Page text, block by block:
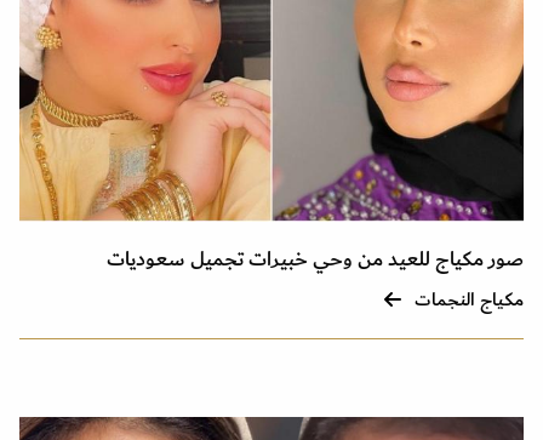
صور مكياج للعيد من وحي خبيرات تجميل سعوديات
مكياج النجمات